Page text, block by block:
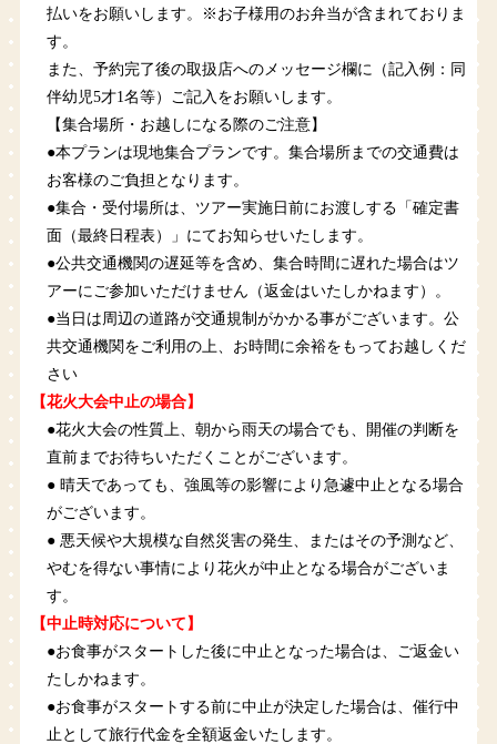
払いをお願いします。※お子様用のお弁当が含まれておりま
す。
また、予約完了後の取扱店へのメッセージ欄に（記入例：同
伴幼児5才1名等）ご記入をお願いします。
【集合場所・お越しになる際のご注意】
●本プランは現地集合プランです。集合場所までの交通費は
お客様のご負担となります。
●集合・受付場所は、ツアー実施日前にお渡しする「確定書
面（最終日程表）」にてお知らせいたします。
●公共交通機関の遅延等を含め、集合時間に遅れた場合はツ
アーにご参加いただけません（返金はいたしかねます）。
●当日は周辺の道路が交通規制がかかる事がございます。公
共交通機関をご利用の上、お時間に余裕をもってお越しくだ
さい
【花火大会中止の場合】
●花火大会の性質上、朝から雨天の場合でも、開催の判断を
直前までお待ちいただくことがございます。
● 晴天であっても、強風等の影響により急遽中止となる場合
がございます。
● 悪天候や大規模な自然災害の発生、またはその予測など、
やむを得ない事情により花火が中止となる場合がございま
す。
【中止時対応について】
●お食事がスタートした後に中止となった場合は、ご返金い
たしかねます。
●お食事がスタートする前に中止が決定した場合は、催行中
止として旅行代金を全額返金いたします。